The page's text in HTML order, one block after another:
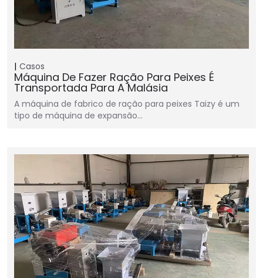
Casos
Máquina De Fazer Ração Para Peixes É
Transportada Para A Malásia
A máquina de fabrico de ração para peixes Taizy é um
tipo de máquina de expansão…